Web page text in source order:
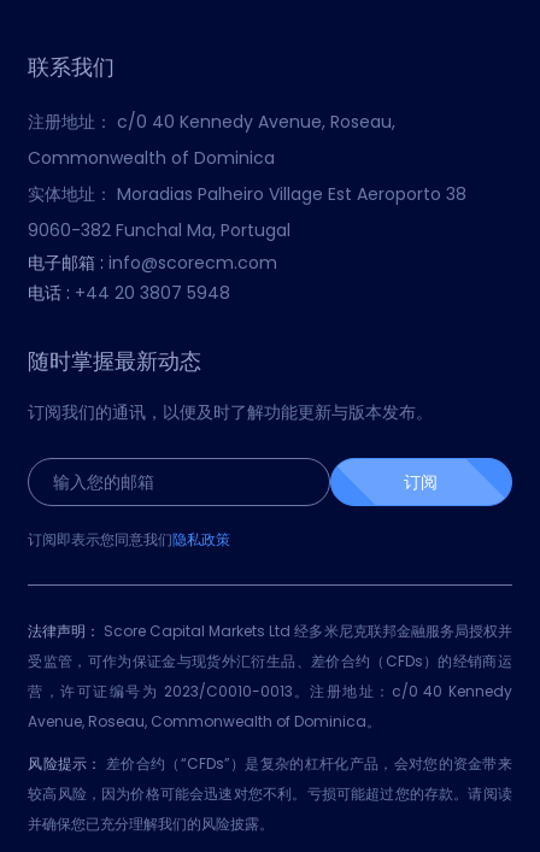
联系我们
注册地址： c/0 40 Kennedy Avenue, Roseau,
Commonwealth of Dominica
实体地址： Moradias Palheiro Village Est Aeroporto 38
9060-382 Funchal Ma, Portugal
电子邮箱 : info@scorecm.com
电话 : +44 20 3807 5948
随时掌握最新动态
订阅我们的通讯，以便及时了解功能更新与版本发布。
订阅
订阅即表示您同意我们隐私政策
法律声明： Score Capital Markets Ltd 经多米尼克联邦金融服务局授权并
受监管，可作为保证金与现货外汇衍生品、差价合约（CFDs）的经销商运
营，许可证编号为 2023/C0010-0013。注册地址：c/0 40 Kennedy
Avenue, Roseau, Commonwealth of Dominica。
风险提示： 差价合约（“CFDs”）是复杂的杠杆化产品，会对您的资金带来
较高风险，因为价格可能会迅速对您不利。亏损可能超过您的存款。请阅读
并确保您已充分理解我们的风险披露。